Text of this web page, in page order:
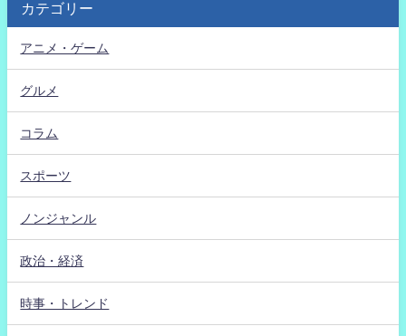
カテゴリー
アニメ・ゲーム
グルメ
コラム
スポーツ
ノンジャンル
政治・経済
時事・トレンド